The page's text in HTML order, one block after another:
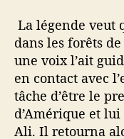
La légende veut
dans les forêts
une voix l’ait
en contact avec
tâche d’être le
d’Amérique et
Ali. Il retourna